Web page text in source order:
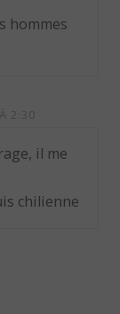
hommes
2:30
il me
chilienne